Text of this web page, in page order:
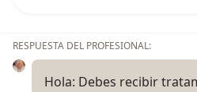
RESPUESTA DEL PROFESIONAL:
Hola: Debes recibir